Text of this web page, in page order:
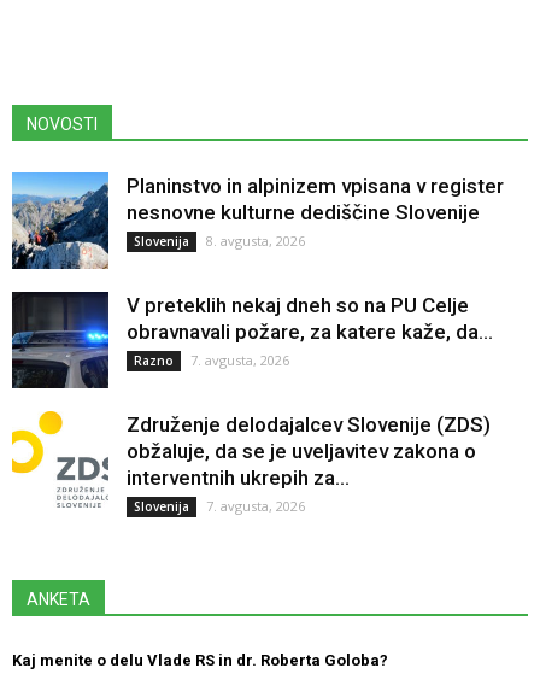
NOVOSTI
Planinstvo in alpinizem vpisana v register
nesnovne kulturne dediščine Slovenije
Slovenija 8. avgusta, 2026
V preteklih nekaj dneh so na PU Celje
obravnavali požare, za katere kaže, da...
Razno 7. avgusta, 2026
Združenje delodajalcev Slovenije (ZDS)
obžaluje, da se je uveljavitev zakona o
interventnih ukrepih za...
Slovenija 7. avgusta, 2026
ANKETA
Kaj menite o delu Vlade RS in dr. Roberta Goloba?